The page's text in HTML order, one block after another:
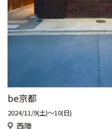
be京都
2024/11/9(土)～10(日)
西陣